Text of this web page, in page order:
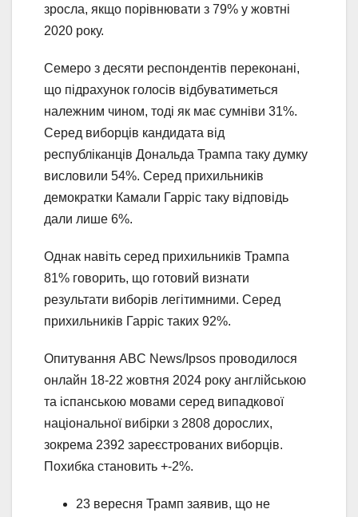
зросла, якщо порівнювати з 79% у жовтні
2020 року.
Семеро з десяти респондентів переконані,
що підрахунок голосів відбуватиметься
належним чином, тоді як має сумніви 31%.
Серед виборців кандидата від
республіканців Дональда Трампа таку думку
висловили 54%. Серед прихильників
демократки Камали Гарріс таку відповідь
дали лише 6%.
Однак навіть серед прихильників Трампа
81% говорить, що готовий визнати
результати виборів легітимними. Серед
прихильників Гарріс таких 92%.
Опитування ABC News/Ipsos проводилося
онлайн 18-22 жовтня 2024 року англійською
та іспанською мовами серед випадкової
національної вибірки з 2808 дорослих,
зокрема 2392 зареєстрованих виборців.
Похибка становить +-2%.
23 вересня Трамп заявив, що не